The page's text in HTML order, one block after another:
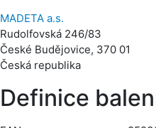
MADETA a.s.
Rudolfovská 246/83
České Budějovice, 370 01
Česká republika
Definice